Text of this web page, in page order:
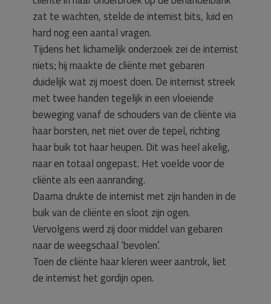
zat te wachten, stelde de internist bits, luid en
hard nog een aantal vragen.
Tijdens het lichamelijk onderzoek zei de internist
niets; hij maakte de cliënte met gebaren
duidelijk wat zij moest doen. De internist streek
met twee handen tegelijk in een vloeiende
beweging vanaf de schouders van de cliënte via
haar borsten, net niet over de tepel, richting
haar buik tot haar heupen. Dit was heel akelig,
naar en totaal ongepast. Het voelde voor de
cliënte als een aanranding.
Daarna drukte de internist met zijn handen in de
buik van de cliënte en sloot zijn ogen.
Vervolgens werd zij door middel van gebaren
naar de weegschaal ‘bevolen’.
Toen de cliënte haar kleren weer aantrok, liet
de internist het gordijn open.